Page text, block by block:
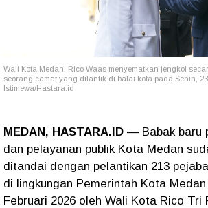
Wali Kota Medan, Rico Waas menyematkan jengkol
seorang camat yang dilantik di balai kota pada Senin, 23
Istimewa/Hastara.id
MEDAN, HASTARA.ID — Babak baru
dan pelayanan publik Kota Medan
ditandai dengan pelantikan 213
di lingkungan Pemerintah Kota
Februari 2026 oleh Wali Kota Rico Tri